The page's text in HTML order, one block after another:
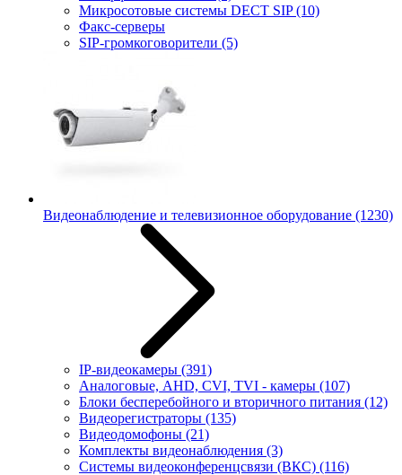
Микросотовые системы DECT SIP(10)
Факс-серверы
SIP-громкоговорители (5)
Видеонаблюдение и телевизионное оборудование (1230)
IP-видеокамеры (391)
Аналоговые, AHD, CVI, TVI - камеры (107)
Блоки бесперебойного и вторичного питания (12)
Видеорегистраторы (135)
Видеодомофоны (21)
Комплекты видеонаблюдения (3)
Системы видеоконференцсвязи (ВКС) (116)